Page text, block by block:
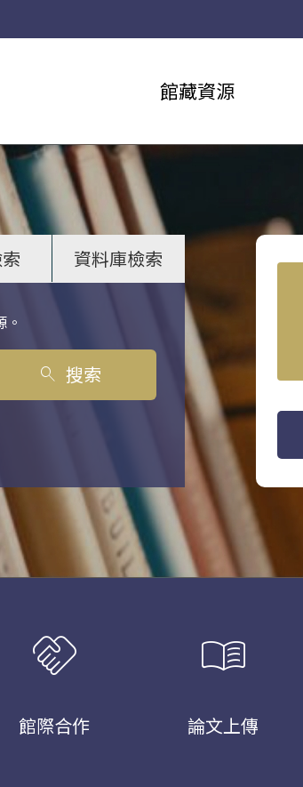
館藏資源
資料庫檢索
search 搜索
handshake
館際合作
menu_book
論文上傳